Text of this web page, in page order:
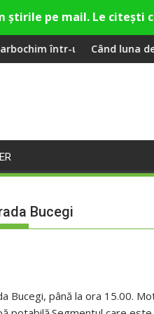
cultural și de
luna devine o întrebare
Bucegi
Bucegi, până la ora 15.00.